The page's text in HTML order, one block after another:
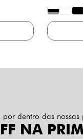
?
por dentro das
NA